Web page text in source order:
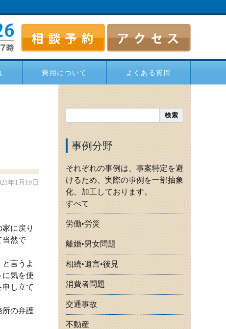
費用について よくある質問
年1月19日
に戻り
当然で
言うよ
に気を使
し立て
所の弁護
事例分野
それぞれの事例は、事案特定を避
けるため、実際の事例を一部抽象
化、加工しております。
すべて
労働•労災
離婚•男女問題
相続•遺言•後見
消費者問題
交通事故
不動産